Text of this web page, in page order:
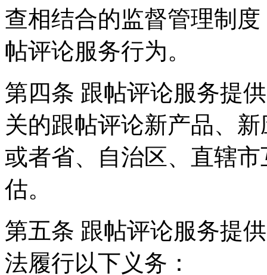
查相结合的监督管理制
帖评论服务行为。
第四条 跟帖评论服务提
关的跟帖评论新产品、
或者省、自治区、直辖
估。
第五条 跟帖评论服务提
法履行以下义务：